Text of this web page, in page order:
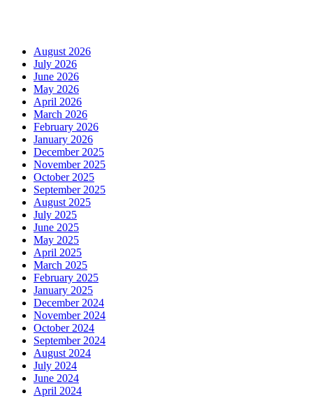
August 2026
July 2026
June 2026
May 2026
April 2026
March 2026
February 2026
January 2026
December 2025
November 2025
October 2025
September 2025
August 2025
July 2025
June 2025
May 2025
April 2025
March 2025
February 2025
January 2025
December 2024
November 2024
October 2024
September 2024
August 2024
July 2024
June 2024
April 2024